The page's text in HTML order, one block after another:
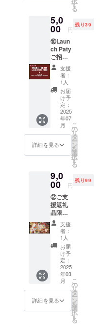
別仕様
など全
40種か
らラン
ダムで5
枚封入
してお
りま
す。※
パック
の形状
や形式
は製品
のもの
とは異
なりま
す。※一
造版と
なる場
合がご
ざいま
す。大
会景品
とは若
干の仕
様変更
がござ
います
のでご
了承く
ださ
い。
念した
を7月23
日(木)〜
7月28日
(火)の予
定でヒ
ルトン
東京(東
京都新
宿区)内
で行い
ます。
23日と
24日の
16時〜
19時の
時間帯
に
ており
ます。
（軽食
をご用
意いた
します)
この2日
間は先
行ご招
待者様
のみ、
25日
(金)〜
28日
(月)を一
般公開
といた
す
る
5,0
00 円
残り39
⑩Laun
ch Paty
ご招待
券(23
日)＋
TAC第1
弾
Hatori
Kyoka
Limited
Collecti
on 1
パック
イベン
トを記
念した
を7月23
日(木)〜
7月28日
(火)の予
定でヒ
ルトン
東京(東
京都新
宿区)内
で行い
ます。
23日と
24日の
16時〜
19時の
時間帯
に
支援
者：
1人
お届
け予
定：
2025
年07
月
詳細を見る
こ
の
リ
タ
ー
ン
を
選
択
す
る
9,0
00 円
残り99
②ご支
援返礼
品限定
のプレ
イマッ
ト(猫
ちゃん
いい猫
ちゃん
たちが
寛いで
いるイ
ラスト
で、商
品の
支援
者：
1人
お届
け予
定：
2025
年03
月
詳細を見る
こ
の
リ
タ
ー
ン
を
選
択
す
る